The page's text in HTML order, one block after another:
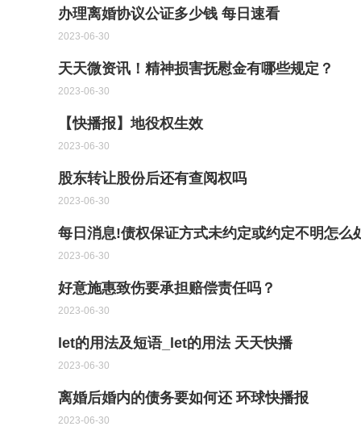
办理离婚协议公证多少钱 每日速看
2023-06-30
天天微资讯！精神损害抚慰金有哪些规定？
2023-06-30
【快播报】地役权生效
2023-06-30
股东转让股份后还有查阅权吗
2023-06-30
每日消息!债权保证方式未约定或约定不明怎么
2023-06-30
好意施惠致伤要承担赔偿责任吗？
2023-06-30
let的用法及短语_let的用法 天天快播
2023-06-30
离婚后婚内的债务要如何还 环球快播报
2023-06-30